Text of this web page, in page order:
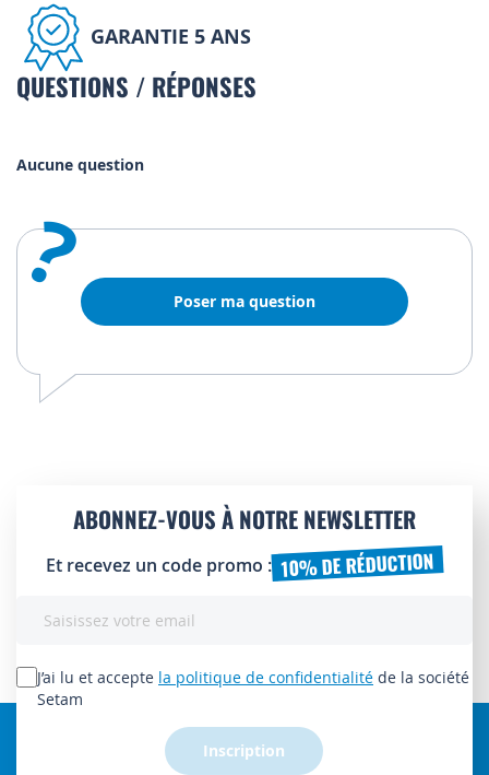
GARANTIE 5 ANS
QUESTIONS / RÉPONSES
Aucune question
? Poser ma question
ABONNEZ-VOUS À NOTRE NEWSLETTER
Et recevez un code promo : 10% DE RÉDUCTION
lettre
d’information
J’ai lu et accepte la politique de confidentialité de la société
Setam
Inscription